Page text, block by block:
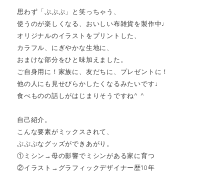
思わず「ぷぷぷ」と笑っちゃう、
使うのが楽しくなる、おいしい布雑貨を製作中♩
オリジナルのイラストをプリントした、
カラフル、にぎやかな生地に、
おまけな部分をひと味加えました。
ご自身用に！家族に、友だちに、プレゼントに！
他の人にも見せびらかしたくなるみたいです♩
食べものの話しがはじまりそうですね^ ^
自己紹介。
こんな要素がミックスされて、
ぷぷぷなグッズができあがり。
①ミシン→母の影響でミシンがある家に育つ
②イラスト→グラフィックデザイナー歴10年